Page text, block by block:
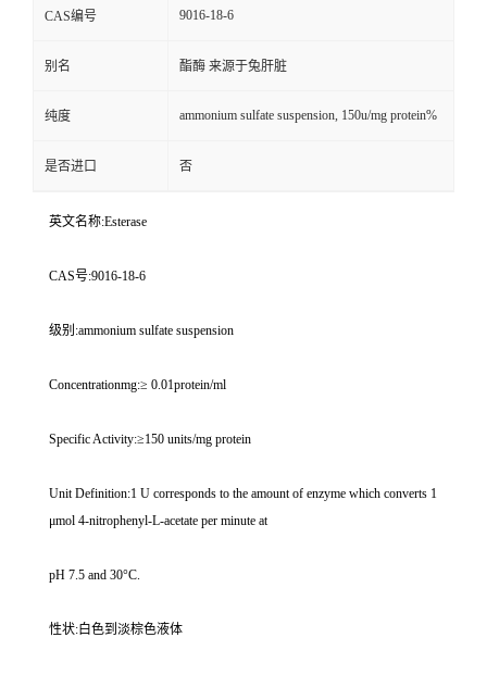
CAS编号 9016-18-6
别名 酯酶 来源于兔肝脏
纯度 ammonium sulfate suspension, 150u/mg protein%
是否进口 否
英文名称:Esterase
CAS号:9016-18-6
级别:ammonium sulfate suspension
Concentrationmg:≥ 0.01protein/ml
Specific Activity:≥150 units/mg protein
Unit Definition:1 U corresponds to the amount of enzyme which converts 1
μmol 4-nitrophenyl-L-acetate per minute at
pH 7.5 and 30°C.
性状:白色到淡棕色液体